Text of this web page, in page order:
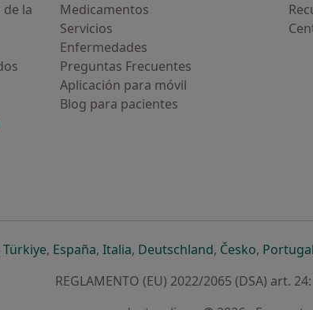
la
Medicamentos
Servicios
Enfermedades
Preguntas Frecuentes
Aplicación para móvil
Blog para pacientes
abre en una nueva pestaña
Türkiyese abre en una nueva pestaña
, Españase abre en una nueva pestaña
, Italiase abre en una nueva pestaña
, Deutschlandse abre en una
, Českose abre
, Portugal
REGLAMENTO (EU) 2022/2065 (DSA) art.